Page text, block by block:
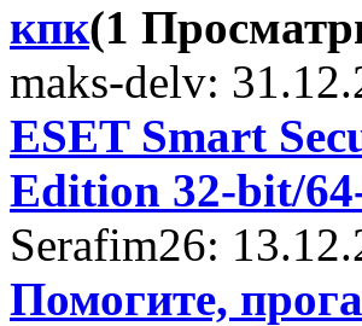
кпк(1
maks-delv:
ESET Smart
Edition 32-bit/
Serafim26:
Помогите,